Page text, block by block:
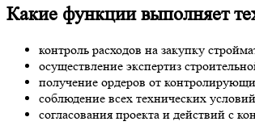
Какие функции выполняет
контроль расходов на закупку
осуществление экспертиз
получение ордеров от
соблюдение всех технических
согласования проекта и действий с